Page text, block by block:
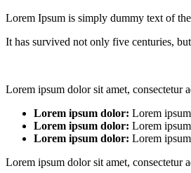
Lorem Ipsum is simply dummy text of
It has survived not only five centuries,
Lorem ipsum dolor sit amet, consectetur
Lorem ipsum dolor: Lorem
Lorem ipsum dolor: Lorem
Lorem ipsum dolor: Lorem
Lorem ipsum dolor sit amet, consectetur